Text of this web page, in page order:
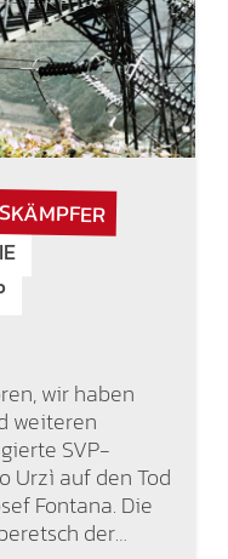
wir haben
weiteren
SVP-
Urzì auf den Tod
Fontana. Die
der…